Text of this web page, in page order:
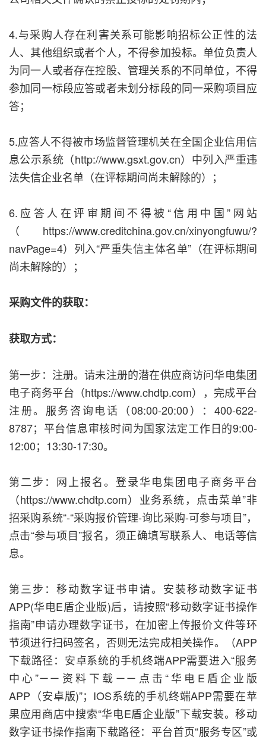
4.与采购人存在利害关系可能影响招标公正性的法
人、其他组织或者个人，不得参加投标。单位负责人
为同一人或者存在控股、管理关系的不同单位，不得
参加同一标段应答或者未划分标段的同一采购项目应
答；
5.应答人不得被市场监督管理机关在全国企业信用信
息公示系统（http://www.gsxt.gov.cn）中列入严重违
法失信企业名单（在评标期间尚未解除的）；
6.应答人在评审期间不得被“信用中国”网站
（https://www.creditchina.gov.cn/xinyongfuwu/?
navPage=4）列入“严重失信主体名单”（在评标期间
尚未解除的）；
采购文件的获取：
获取方式：
第一步：注册。请未注册的潜在供应商访问华电集团
电子商务平台（https://www.chdtp.com），完成平台
注册。服务咨询电话（08:00-20:00）：400-622-
8787；平台信息审核时间为国家法定工作日的9:00-
12:00；13:30-17:30。
第二步：网上报名。登录华电集团电子商务平台
（https://www.chdtp.com）业务系统，点击菜单”非
招采购系统“-“采购报价管理-询比采购-可参与项目”，
点击“参与项目”报名，须正确填写联系人、电话等信
息。
第三步：移动数字证书申请。安装移动数字证书
APP(华电E盾企业版)后，请按照“移动数字证书操作
指南”申请办理数字证书，在加密上传报价文件等环
节须进行扫码签名，否则无法完成相关操作。（APP
下载路径：安卓系统的手机终端APP需要进入“服务
中心”－－资料下载－－点击“华电E盾企业版
APP（安卓版)”；IOS系统的手机终端APP需要在苹
果应用商店中搜索“华电E盾企业版”下载安装。移动
数字证书操作指南下载路径：平台首页“服务专区”或